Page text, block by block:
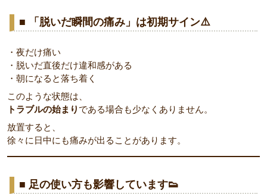
■ 「脱いだ瞬間の痛み」は初期サイン⚠️
・夜だけ痛い
・脱いだ直後だけ違和感がある
・朝になると落ち着く
このような状態は、
トラブルの始まり である場合も少なくありません。
放置すると、
徐々に日中にも痛みが出ることがあります。
■ 足の使い方も影響しています👟